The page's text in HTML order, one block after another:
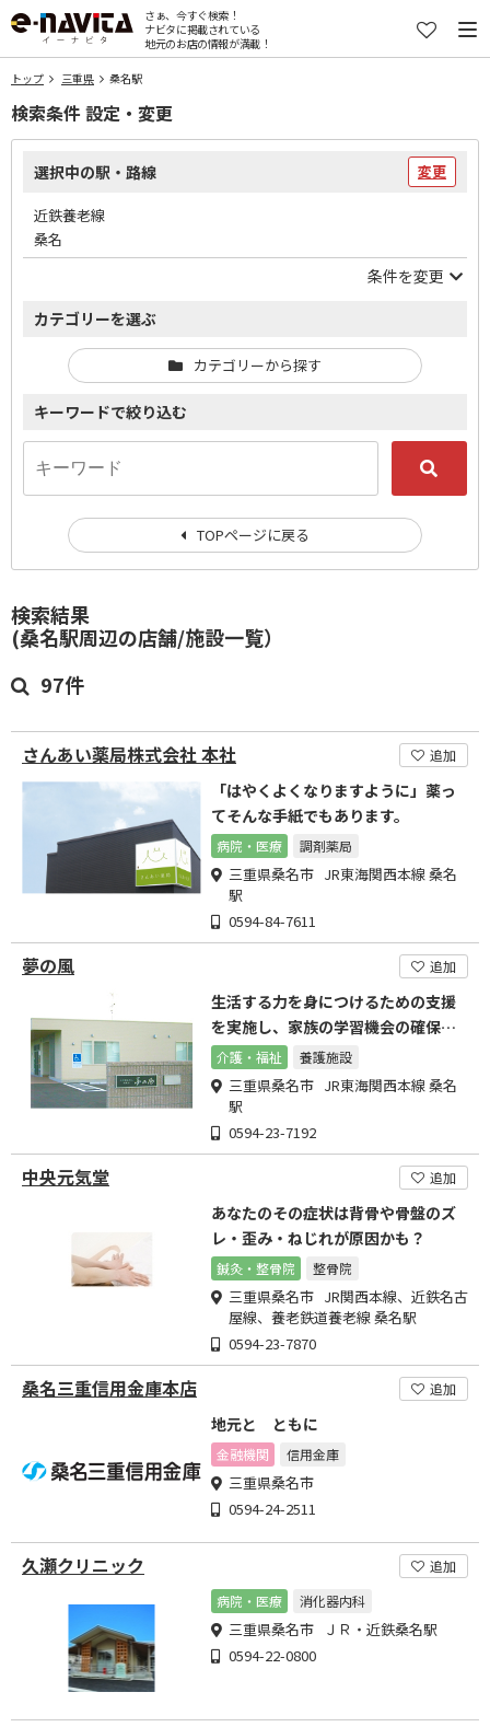
さぁ、今すぐ検索！
ナビタに掲載されている
地元のお店の情報が満載！
トップ 三重県 桑名駅
検索結果
(桑名駅周辺の店舗/施設一覧）
97件
さんあい薬局株式会社 本社 追加
「はやくよくなりますように」薬っ
てそんな手紙でもあります。
病院・医療 調剤薬局
三重県桑名市 JR東海関西本線 桑名
駅
0594-84-7611
夢の風 追加
生活する力を身につけるための支援
を実施し、家族の学習機会の確保も
計画していきます。
介護・福祉 養護施設
三重県桑名市 JR東海関西本線 桑名
駅
0594-23-7192
中央元気堂 追加
あなたのその症状は背骨や骨盤のズ
レ・歪み・ねじれが原因かも？
鍼灸・整骨院 整骨院
三重県桑名市 JR関西本線、近鉄名古
屋線、養老鉄道養老線 桑名駅
0594-23-7870
桑名三重信用金庫本店 追加
地元と ともに
金融機関 信用金庫
三重県桑名市
0594-24-2511
久瀬クリニック
追加
病院・医療
消化器内科
三重県桑名市 ＪＲ・近鉄桑名駅
0594-22-0800
検索条件 設定・変更
選択中の駅・路線 変更
近鉄養老線
桑名
条件を変更
カテゴリーを選ぶ
カテゴリーから探す
キーワードで絞り込む
TOPページに戻る